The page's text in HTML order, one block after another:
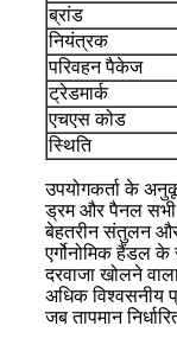
ब्रांड
नियंत्रक
परिवहन पैकेज
ट्रेडमार्क
एचएस कोड
स्थिति
उपयोगकर्ता के
ड्रम और पैनल सभी
बेहतरीन संतुलन और
एर्गोनोमिक हैंडल
दरवाजा खोलने
अधिक विश्वसनीय
जब तापमान